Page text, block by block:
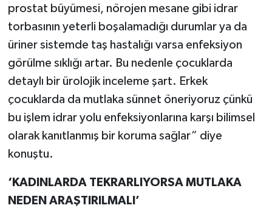
prostat büyümesi, nörojen mesane gibi idrar
torbasının yeterli boşalamadığı durumlar ya da
üriner sistemde taş hastalığı varsa enfeksiyon
görülme sıklığı artar. Bu nedenle çocuklarda
detaylı bir ürolojik inceleme şart. Erkek
çocuklarda da mutlaka sünnet öneriyoruz çünkü
bu işlem idrar yolu enfeksiyonlarına karşı bilimsel
olarak kanıtlanmış bir koruma sağlar” diye
konuştu.
‘KADINLARDA TEKRARLIYORSA MUTLAKA
NEDEN ARAŞTIRILMALI’